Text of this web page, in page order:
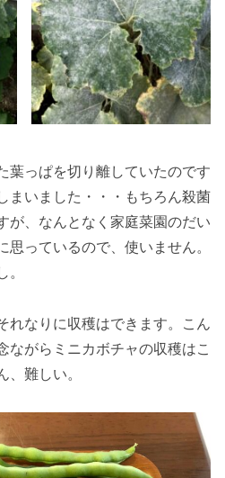
葉っぱを切り離していたのです
まいました・・・もちろん殺菌
が、なんとなく家庭菜園のだい
っているので、使いません。
れなりに収穫はできます。こん
ながらミニカボチャの収穫はこ
難しい。